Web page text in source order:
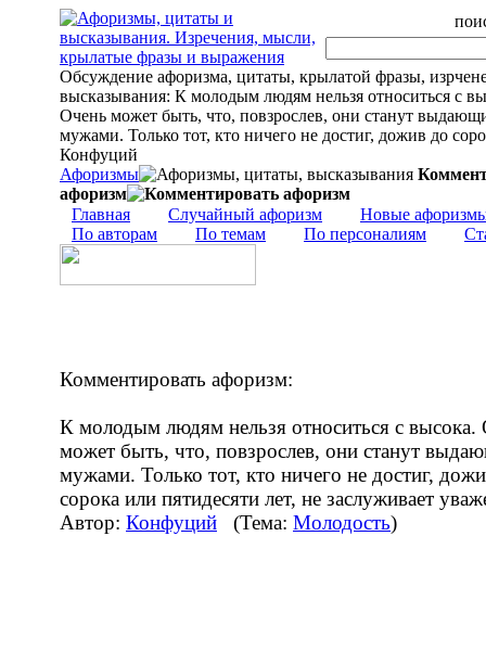
Обсуждение афоризма, цитаты, крылатой фразы,
высказывания: К молодым людям нельзя относиться с
Очень может быть, что, повзрослев, они станут
мужами. Только тот, кто ничего не достиг, дожив до
Конфуций
Афоризмы
афоризм
Главная
Случайный афоризм
Новые
По авторам
По темам По персоналиям
Комментировать афоризм:
К молодым людям нельзя относиться с высока.
может быть, что, повзрослев, они станут
мужами. Только тот, кто ничего не достиг,
сорока или пятидесяти лет, не заслуживает
Автор: Конфуций (Тема: Молодость)